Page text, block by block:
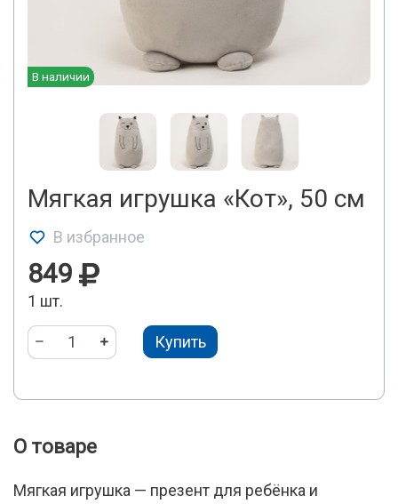
В наличии
Мягкая игрушка «Кот», 50 см
В избранное
849
1 шт.
Купить
О товаре
Мягкая игрушка — презент для ребёнка и